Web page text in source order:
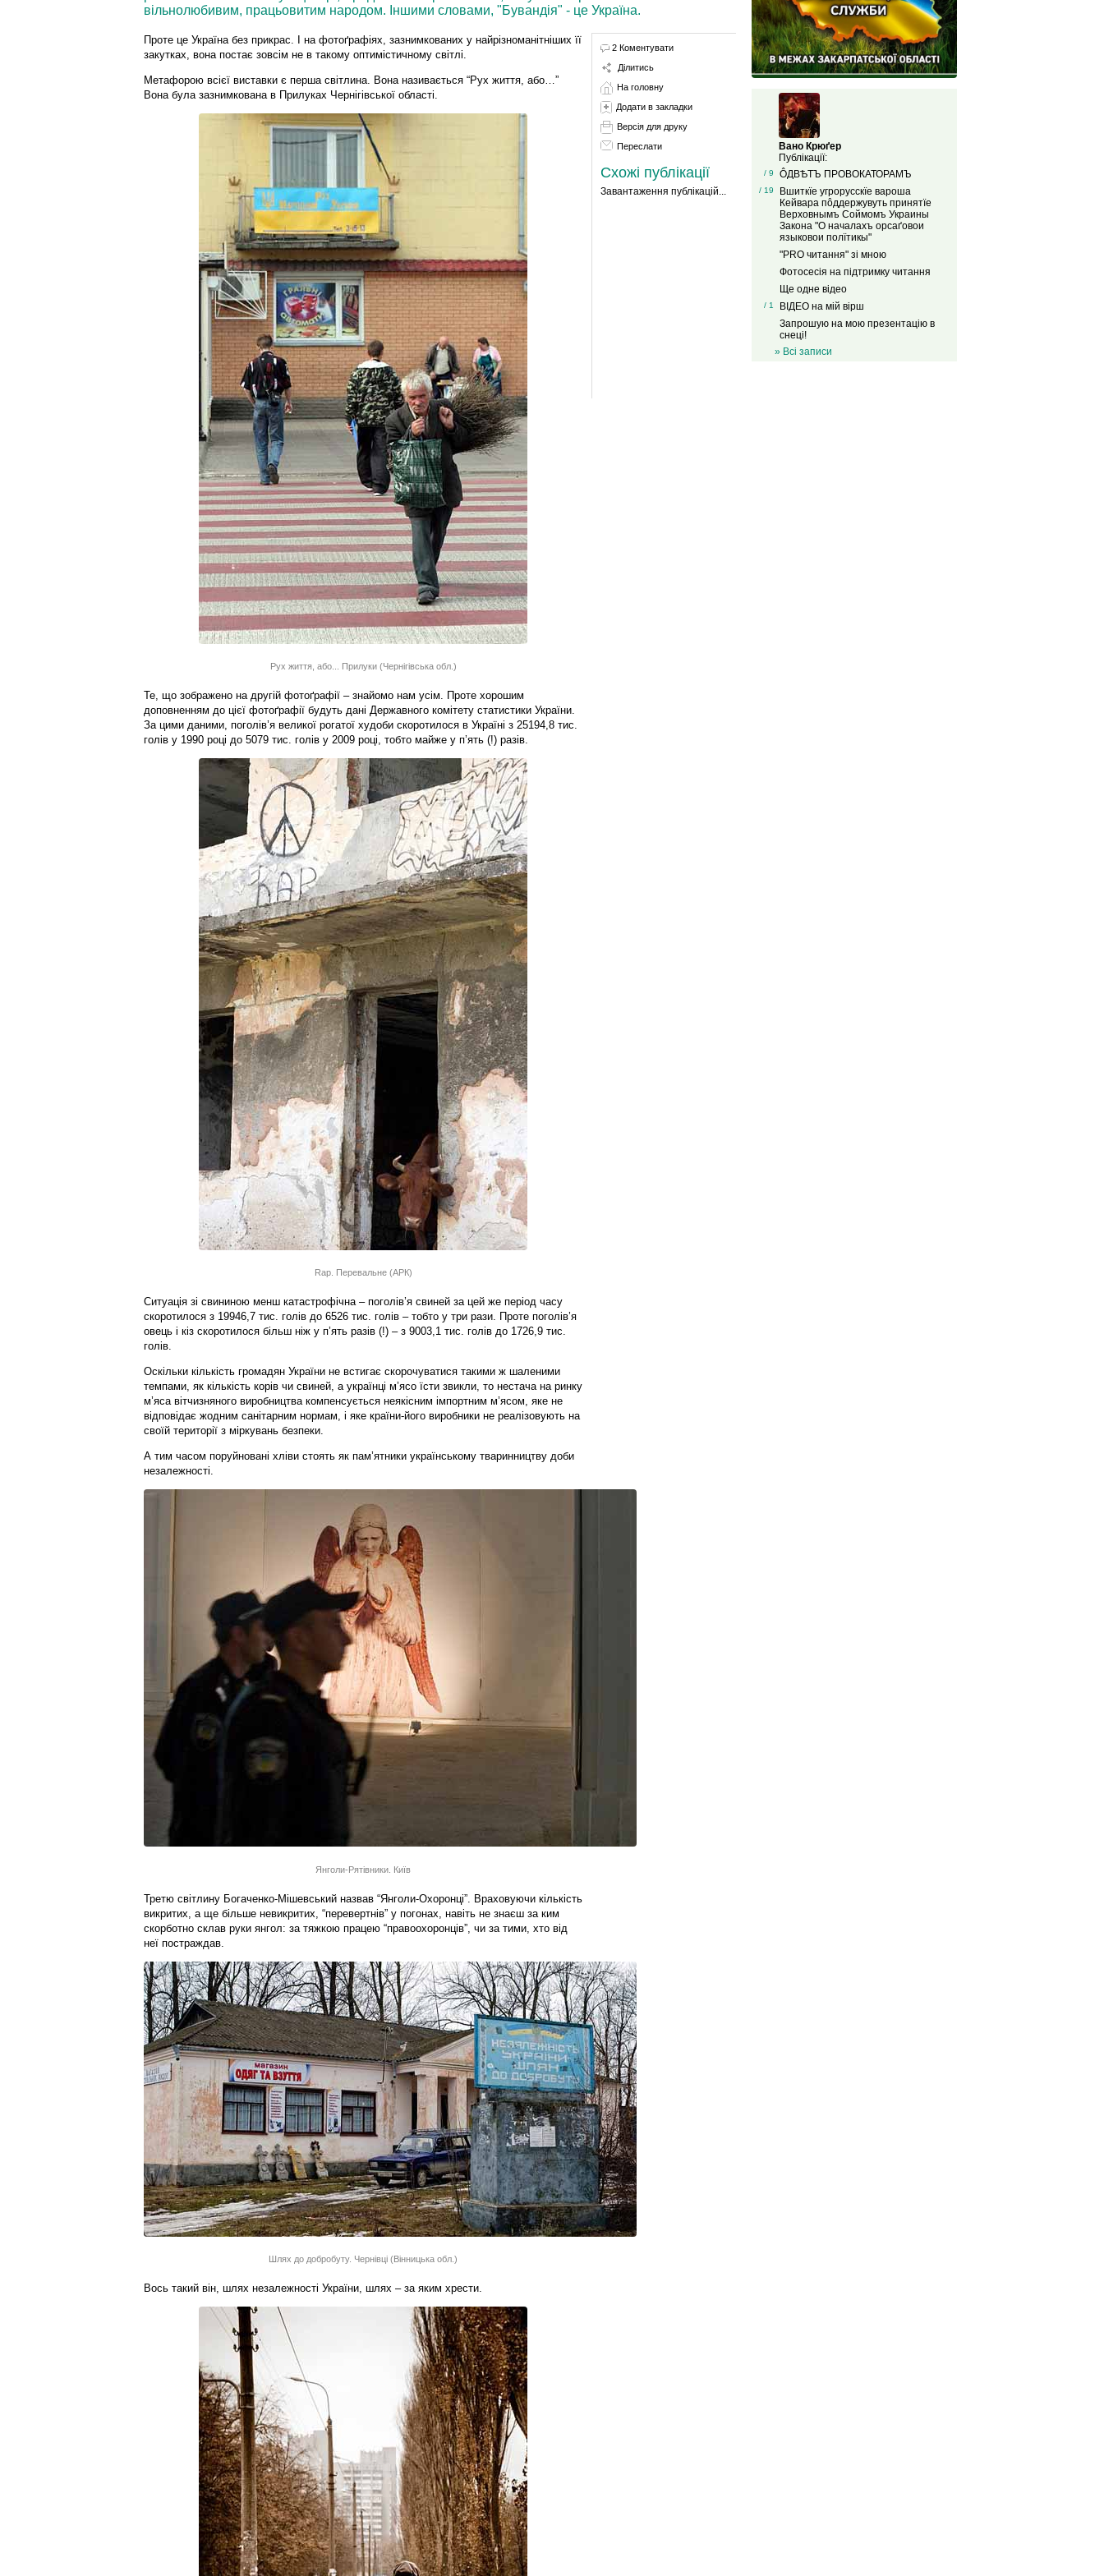
вільнолюбивим, працьовитим народом. Іншими словами, "Бувандія" - це Україна.
Проте це Україна без прикрас. І на фотоґрафіях, зазнимкованих у найрізноманітніших її
закутках, вона постає зовсім не в такому оптимістичному світлі.
Метафорою всієї виставки є перша світлина. Вона називається “Рух життя, або…”
Вона була зазнимкована в Прилуках Чернігівської області.
Рух життя, або... Прилуки (Чернігівська обл.)
Те, що зображено на другій фотоґрафії – знайомо нам усім. Проте хорошим
доповненням до цієї фотоґрафії будуть дані Державного комітету статистики України.
За цими даними, поголів’я великої рогатої худоби скоротилося в Україні з 25194,8 тис.
голів у 1990 році до 5079 тис. голів у 2009 році, тобто майже у п’ять (!) разів.
Rap. Перевальне (АРК)
Ситуація зі свининою менш катастрофічна – поголів’я свиней за цей же період часу
скоротилося з 19946,7 тис. голів до 6526 тис. голів – тобто у три рази. Проте поголів’я
овець і кіз скоротилося більш ніж у п’ять разів (!) – з 9003,1 тис. голів до 1726,9 тис.
голів.
Оскільки кількість громадян України не встигає скорочуватися такими ж шаленими
темпами, як кількість корів чи свиней, а українці м’ясо їсти звикли, то нестача на ринку
м’яса вітчизняного виробництва компенсується неякісним імпортним м’ясом, яке не
відповідає жодним санітарним нормам, і яке країни-його виробники не реалізовують на
своїй території з міркувань безпеки.
А тим часом поруйновані хліви стоять як пам’ятники українському тваринництву доби
незалежності.
Янголи-Рятівники. Київ
Третю світлину Богаченко-Мішевський назвав “Янголи-Охоронці”. Враховуючи кількість
викритих, а ще більше невикритих, “перевертнів” у погонах, навіть не знаєш за ким
скорботно склав руки янгол: за тяжкою працею “правоохоронців”, чи за тими, хто від
неї постраждав.
Шлях до добробуту. Чернівці (Вінницька обл.)
Вось такий він, шлях незалежності України, шлях – за яким хрести.
2 Коментувати
Ділитись
На головну
Додати в закладки
Версія для друку
Переслати
Схожі публікації
Завантаження публікацій...
Вано Крюґер
Публікації:
/ 9 ÔДВѢТЪ ПРОВОКАТОРАМЪ
/ 19
Вшиткїе угрорусскїе вароша
Кейвара пôддержувуть принятїе
Верховнымъ Соймомъ Украины
Закона "О началахъ орсаґовои
языковои полїтикы"
"PRO читання" зі мною
Фотосесія на підтримку читання
Ще одне відео
/ 1
ВІДЕО на мій вірш
Запрошую на мою презентацію в
снеці!
» Всі записи